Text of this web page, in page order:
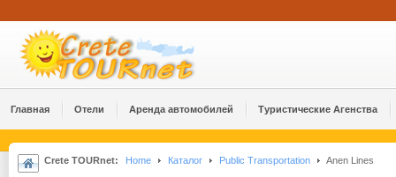
Главная Отели Аренда автомобилей Туристические Агенства
Crete TOURnet: Home Каталог Public Transportation Anen Lines